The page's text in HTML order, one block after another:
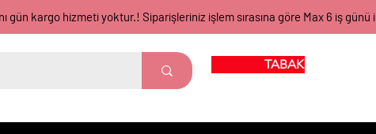
gün kargo hizmeti yoktur.! Siparişleriniz işlem sırasına göre Max 6 iş
TABAK BARDAK